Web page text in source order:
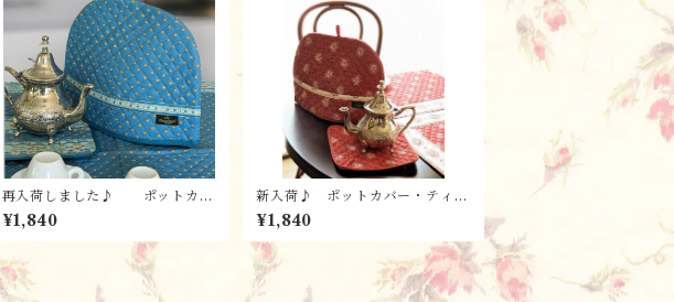
再入荷しました♪ ポットカバ
ー（ティーコゼー） / エスト
レル・ジャド ＊ プロヴァンス
雑貨 フランスL’Ensoleilladeラ
ンソレイヤード社
¥1,840
新入荷♪ ポットカバー・ティー
コゼー / GARLABAN ロー
ズ ＊プロヴァンス雑貨 フラン
スL’Ensoleilladeランソレイヤー
ド社
¥1,840